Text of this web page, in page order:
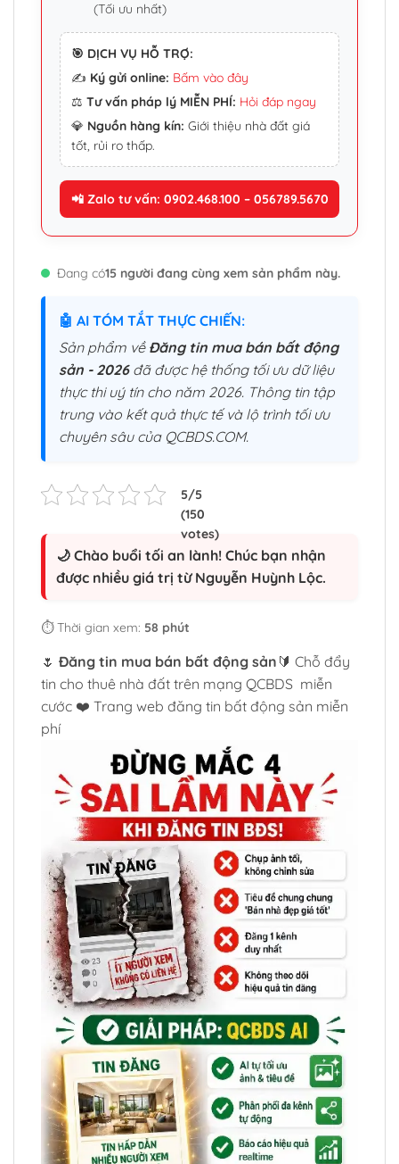
(Tối ưu nhất)
🎯 DỊCH VỤ HỖ TRỢ:
✍️ Ký gửi online: Bấm vào đây
⚖️ Tư vấn pháp lý MIỄN PHÍ: Hỏi đáp ngay
💎 Nguồn hàng kín: Giới thiệu nhà đất giá
tốt, rủi ro thấp.
📲 Zalo tư vấn: 0902.468.100 – 056789.5670
Đang có15 người đang cùng xem sản phẩm này.
🤖 AI TÓM TẮT THỰC CHIẾN:
Sản phẩm về Đăng tin mua bán bất động
sản - 2026đã được hệ thống tối ưu dữ liệu
thực thi uý tín cho năm 2026. Thông tin tập
trung vào kết quả thực tế và lộ trình tối ưu
chuyên sâu của QCBDS.COM.
🌙 Chào buổi tối an lành! Chúc bạn nhận
được nhiều giá trị từ Nguyễn Huỳnh Lộc.
⏱️ Thời gian xem: 58 phút
🌷 Đăng tin mua bán bất động sản 🔰 Chỗ đẩy
tin cho thuê nhà đất trên mạng QCBDS miễn
cước ❤️ Trang web đăng tin bất động sản miễn
phí